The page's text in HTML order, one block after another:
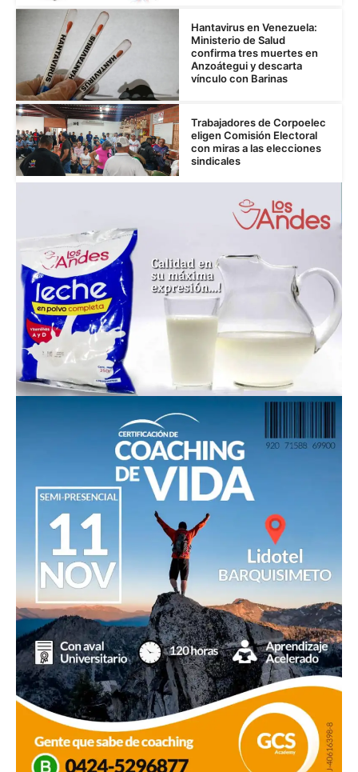
Hantavirus en Venezuela:
Ministerio de Salud
confirma tres muertes en
Anzoátegui y descarta
vínculo con Barinas
Trabajadores de Corpoelec
eligen Comisión Electoral
con miras a las elecciones
sindicales